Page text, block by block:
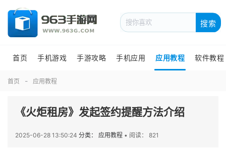
搜索
首页 手机游戏 手游攻略 手机应用 应用教程 软件教程
首页 应用教程
《火炬租房》发起签约提醒方法介绍
2025-06-28 13:50:24 分类： 应用教程 • 阅读： 821